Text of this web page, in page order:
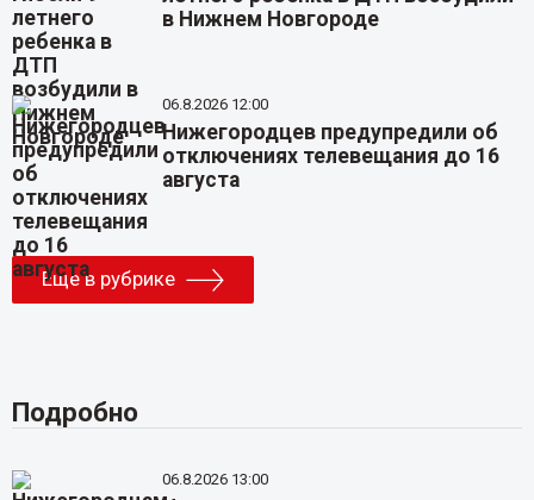
в Нижнем Новгороде
06.8.2026 12:00
Нижегородцев предупредили об
отключениях телевещания до 16
августа
Еще в рубрике
Подробно
06.8.2026 13:00